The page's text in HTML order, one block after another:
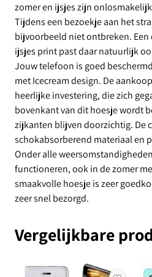
zomer en ijsjes zijn
Tijdens een bezoekje aan het
bijvoorbeeld niet ontbreken.
ijsjes print past daar natuurlijk
Jouw telefoon is goed
met Icecream design. De
heerlijke investering, die zich
bovenkant van dit hoesje wordt
zijkanten blijven doorzichtig. De
schokabsorberend materiaal en
Onder alle
functioneren, ook in de zomer
smaakvolle hoesje is zeer
zeer snel bezorgd.
Vergelijkbare